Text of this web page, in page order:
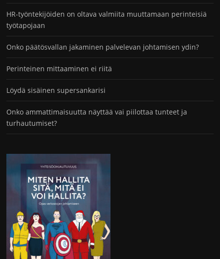
HR-työntekijöiden on oltava valmiita muuttamaan perinteisiä
työtapojaan
Onko päätösvallan jakaminen palvelevan johtamisen ydin?
Perinteinen mittaaminen ei riitä
Löydä sisäinen supersankarisi
Onko ammattimaisuutta näyttää vai piilottaa tunteet ja
turhautumiset?